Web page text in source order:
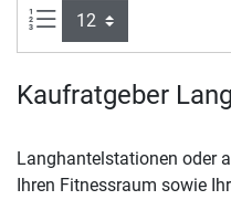
Artikel pro Seite:
Kaufratgeber
Langhantelstationen oder
Ihren Fitnessraum sowie